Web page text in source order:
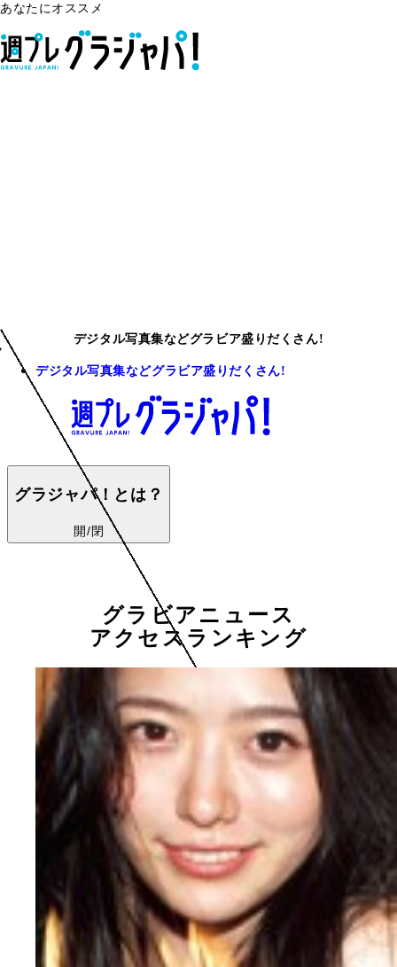
あなたにオススメ
デジタル写真集などグラビア盛りだくさん!
デジタル写真集などグラビア盛りだくさん!
グラジャパ！とは？
開/閉
グラビアニュース
アクセスランキング